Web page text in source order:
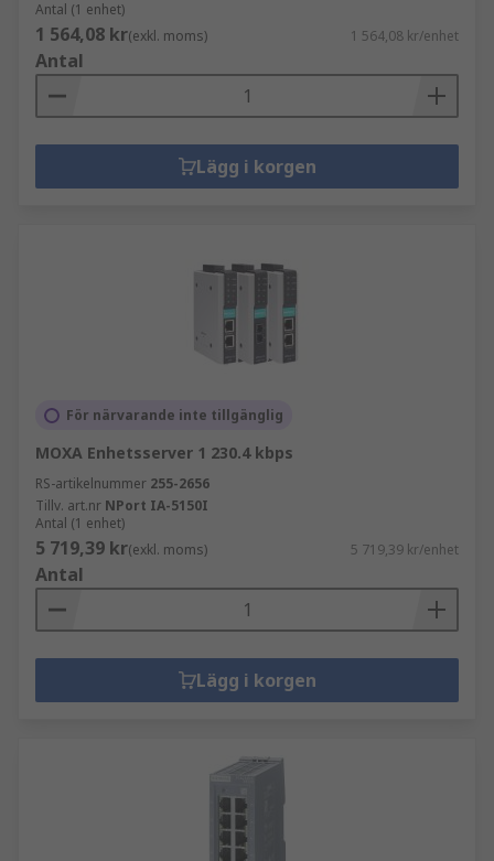
Antal (1 enhet)
1 564,08 kr(exkl. moms) 1 564,08 kr/enhet
Antal
Lägg i korgen
För närvarande inte tillgänglig
MOXA Enhetsserver 1 230.4 kbps
RS-artikelnummer 255-2656
Tillv. art.nr NPort IA-5150I
Antal (1 enhet)
5 719,39 kr(exkl. moms) 5 719,39 kr/enhet
Antal
Lägg i korgen